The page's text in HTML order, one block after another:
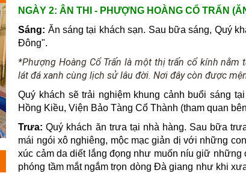
NGÀY 2: ÂN THI - PHƯỢNG HOÀNG CỔ TRẤN
Sáng: Ăn sáng tại khách sạn. Sau bữa sáng, Quý
Đông".
*Phượng Hoàng Cổ Trấn là một thị trấn cổ kính
lát đá xanh cùng lịch sử lâu đời. Nơi đây còn được
Quý khách sẽ trải nghiệm khung cảnh buổi sáng tại
Hồng Kiều, Viện Bảo Tàng Cổ Thành (tham quan
Trưa: Quý khách ăn trưa tại nhà hàng. Sau bữa
mái ngói xô nghiêng, mộc mạc giản dị với những
xúc cảm da diết lắng đọng như muốn níu giữ
phóng tầm mắt ngắm trọn dòng Đà giang như khi